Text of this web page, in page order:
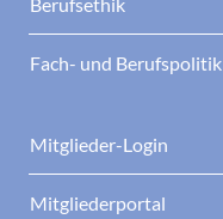
Berufsethik
Fach- und Berufspolitik
Mitglieder-Login
Mitgliederportal